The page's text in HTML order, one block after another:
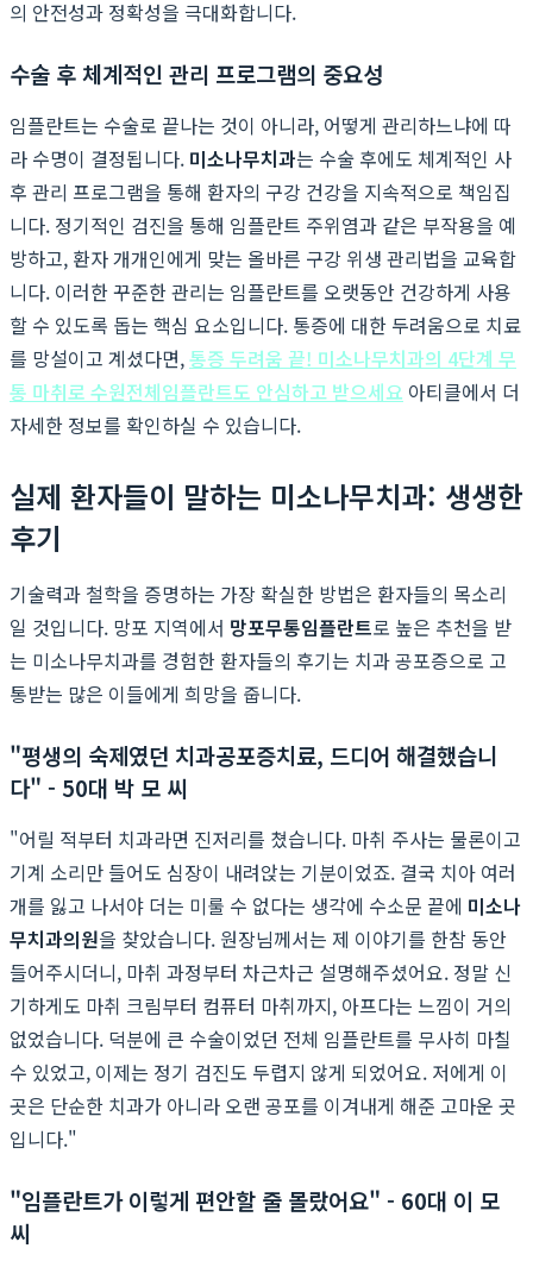
의 안전성과 정확성을 극대화합니다.
수술 후 체계적인 관리 프로그램의 중요성
임플란트는 수술로 끝나는 것이 아니라, 어떻게 관리하느냐에 따
라 수명이 결정됩니다. 미소나무치과는 수술 후에도 체계적인 사
후 관리 프로그램을 통해 환자의 구강 건강을 지속적으로 책임집
니다. 정기적인 검진을 통해 임플란트 주위염과 같은 부작용을 예
방하고, 환자 개개인에게 맞는 올바른 구강 위생 관리법을 교육합
니다. 이러한 꾸준한 관리는 임플란트를 오랫동안 건강하게 사용
할 수 있도록 돕는 핵심 요소입니다. 통증에 대한 두려움으로 치료
를 망설이고 계셨다면,통증 두려움 끝! 미소나무치과의 4단계 무
통 마취로 수원전체임플란트도 안심하고 받으세요 아티클에서 더
자세한 정보를 확인하실 수 있습니다.
실제 환자들이 말하는 미소나무치과: 생생한
후기
기술력과 철학을 증명하는 가장 확실한 방법은 환자들의 목소리
일 것입니다. 망포 지역에서 망포무통임플란트로 높은 추천을 받
는 미소나무치과를 경험한 환자들의 후기는 치과 공포증으로 고
통받는 많은 이들에게 희망을 줍니다.
"평생의 숙제였던 치과공포증치료, 드디어 해결했습니
다" - 50대 박 모 씨
"어릴 적부터 치과라면 진저리를 쳤습니다. 마취 주사는 물론이고
기계 소리만 들어도 심장이 내려앉는 기분이었죠. 결국 치아 여러
개를 잃고 나서야 더는 미룰 수 없다는 생각에 수소문 끝에 미소나
무치과의원을 찾았습니다. 원장님께서는 제 이야기를 한참 동안
들어주시더니, 마취 과정부터 차근차근 설명해주셨어요. 정말 신
기하게도 마취 크림부터 컴퓨터 마취까지, 아프다는 느낌이 거의
없었습니다. 덕분에 큰 수술이었던 전체 임플란트를 무사히 마칠
수 있었고, 이제는 정기 검진도 두렵지 않게 되었어요. 저에게 이
곳은 단순한 치과가 아니라 오랜 공포를 이겨내게 해준 고마운 곳
입니다."
"임플란트가 이렇게 편안할 줄 몰랐어요" - 60대 이 모
씨